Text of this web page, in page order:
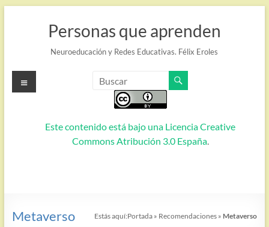
Personas que aprenden
Neuroeducación y Redes Educativas. Félix Eroles
Este contenido está bajo una Licencia Creative
Commons Atribución 3.0 España.
Menú
Metaverso Estás aquí:Portada » Recomendaciones » Metaverso